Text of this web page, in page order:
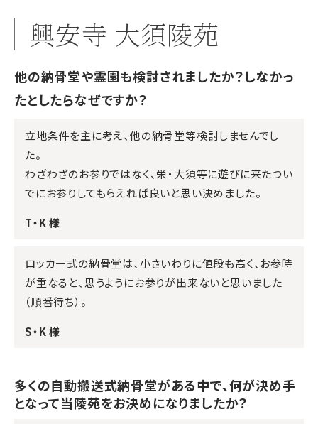
興安寺 大須陵苑
他の納骨堂や霊園も検討されましたか？しなかっ
たとしたらなぜですか？
立地条件を主に考え、他の納骨堂等検討しませんでし
た。
わざわざのお参りではなく、栄・大須等に遊びに来たつい
でにお参りしてもらえれば良いと思い決めました。
T・K 様
ロッカー式の納骨堂は、小さいわりに値段も高く、お参時
が重なると、思うようにお参りが出来ないと思いました
（順番待ち）。
S・K 様
多くの自動搬送式納骨堂がある中で、何が決め手
となって当陵苑をお決めになりましたか？